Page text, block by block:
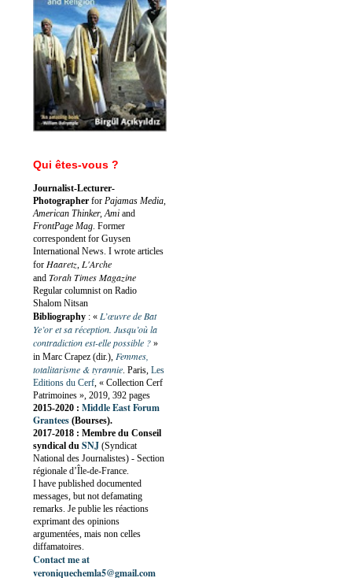
Qui êtes-vous ?
Journalist-Lecturer-
Photographer for Pajamas Media,
American Thinker, Ami and
FrontPage Mag. Former
correspondent for Guysen
International News. I wrote articles
for Haaretz, L'Arche
and Torah Times Magazine
Regular columnist on Radio
Shalom Nitsan
Bibliography : « L’œuvre de Bat
Ye’or et sa réception. Jusqu’où la
contradiction est-elle possible ? »
in Marc Crapez (dir.), Femmes,
totalitarisme & tyrannie. Paris, Les
Editions du Cerf, « Collection Cerf
Patrimoines », 2019, 392 pages
2015-2020 : Middle East Forum
Grantees (Bourses).
2017-2018 : Membre du Conseil
syndical du SNJ (Syndicat
National des Journalistes) - Section
régionale d’Île-de-France.
I have published documented
messages, but not defamating
remarks. Je publie les réactions
exprimant des opinions
argumentées, mais non celles
diffamatoires.
Contact me at
veroniquechemla5@gmail.com